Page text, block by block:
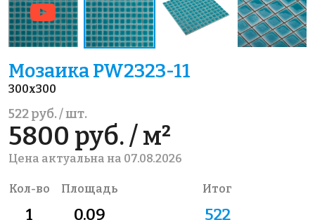
Мозаика PW2323-11
300x300
522 руб. / шт.
5800 руб. / м²
Цена актуальна на 07.08.2026
Кол-во Площадь Итог